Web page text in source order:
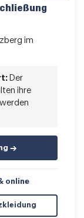
im
Der
ihre
→
online